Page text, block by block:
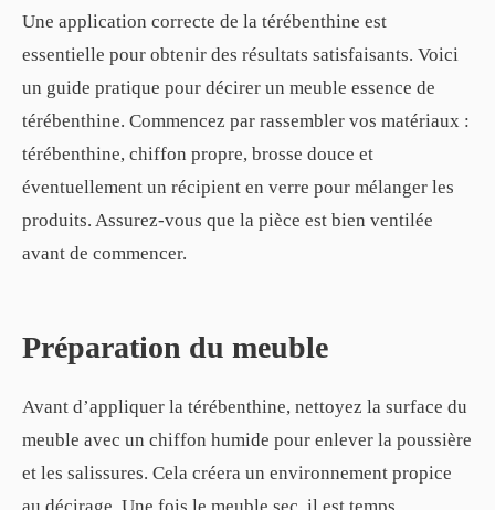
Une application correcte de la térébenthine est
essentielle pour obtenir des résultats satisfaisants. Voici
un guide pratique pour décirer un meuble essence de
térébenthine. Commencez par rassembler vos matériaux :
térébenthine, chiffon propre, brosse douce et
éventuellement un récipient en verre pour mélanger les
produits. Assurez-vous que la pièce est bien ventilée
avant de commencer.
Préparation du meuble
Avant d’appliquer la térébenthine, nettoyez la surface du
meuble avec un chiffon humide pour enlever la poussière
et les salissures. Cela créera un environnement propice